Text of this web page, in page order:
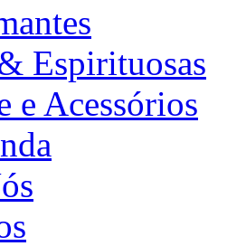
Espirituosas
e Acessórios